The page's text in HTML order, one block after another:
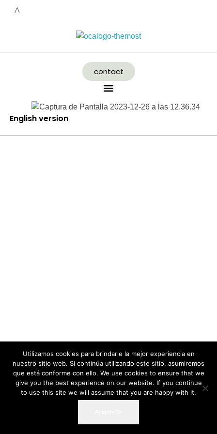
contact
English version
Utilizamos cookies para brindarle la mejor experiencia en
nuestro sitio web. Si continúa utilizando este sitio, asumiremos
que está conforme con ello. We use cookies to ensure that we
give you the best experience on our website. If you continue
to use this site we will assume that you are happy with it.